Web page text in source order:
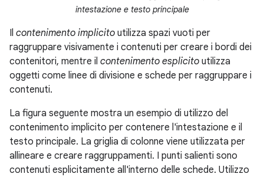
intestazione e testo principale
Il contenimento implicito utilizza spazi vuoti per
raggruppare visivamente i contenuti per creare i bordi dei
contenitori, mentre il contenimento esplicito utilizza
oggetti come linee di divisione e schede per raggruppare i
contenuti.
La figura seguente mostra un esempio di utilizzo del
contenimento implicito per contenere l'intestazione e il
testo principale. La griglia di colonne viene utilizzata per
allineare e creare raggruppamenti. I punti salienti sono
contenuti esplicitamente all'interno delle schede. Utilizzo